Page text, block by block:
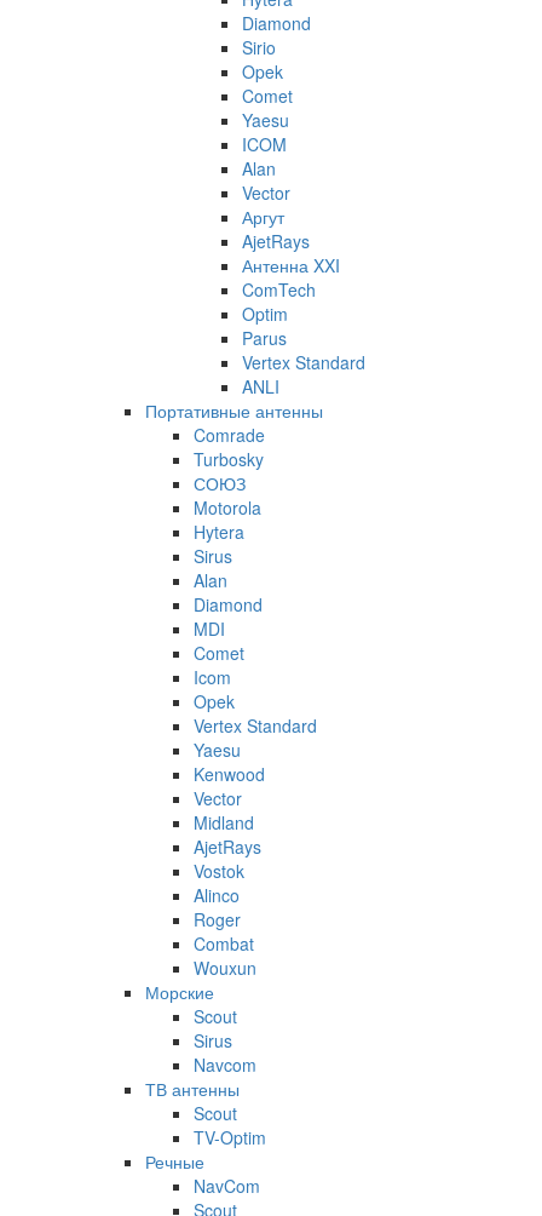
Diamond
Sirio
Opek
Comet
Yaesu
ICOM
Alan
Vector
Аргут
AjetRays
Антенна XXI
ComTech
Optim
Parus
Vertex Standard
ANLI
Портативные антенны
Comrade
Turbosky
СОЮЗ
Motorola
Hytera
Sirus
Alan
Diamond
MDI
Comet
Icom
Opek
Vertex Standard
Yaesu
Kenwood
Vector
Midland
AjetRays
Vostok
Alinco
Roger
Combat
Wouxun
Морские
Scout
Sirus
Navcom
ТВ антенны
Scout
TV-Optim
Речные
NavCom
Scout